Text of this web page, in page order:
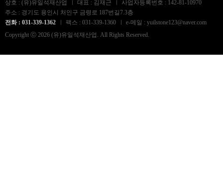
상호 : (유)유일석재산업 대표 : 김재근
사업자등록번호 : 142-81-10970
주소 : 경기도 용인시 처인구 금령로 187번길7.3층
전화 : 031-339-1362
팩스 : 031-339-1360
e-메일 : yuilstone123@naver.com
Copyright ⓒ 2026 (유)유일석재산업. All Rights Reserved.